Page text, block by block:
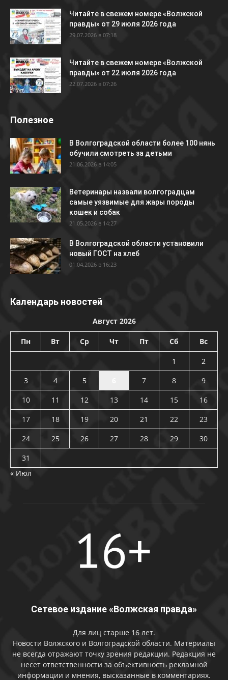
Читайте в свежем номере «Волжской
правды» от 29 июля 2026 года
29.07.2026 в 07:18
Читайте в свежем номере «Волжской
правды» от 22 июля 2026 года
22.07.2026 в 07:26
Полезное
В Волгоградской области более 100 нянь
обучили смотреть за детьми
21.06.2026 в 14:05
Ветеринары назвали волгоградцам
самые уязвимые для жары породы
кошек и собак
21.05.2026 в 14:27
В Волгоградской области установили
новый ГОСТ на хлеб
01.04.2026 в 16:23
Календарь новостей
Август 2026
Пн Вт Ср Чт Пт Сб Вс
1
2
3
4 5 7 8
9
10
11 12 13 14 15
16
17
18 19 20 21 22
23
24
25 26 27 28 29
30
31
« Июл
Сетевое издание «Волжская правда»
Для лиц старше 16 лет.
Новости Волжского и Волгоградской области. Материалы
не всегда отражают точку зрения редакции. Редакция не
несет ответственности за объективность рекламной
информации и мнения, высказанные в комментариях.